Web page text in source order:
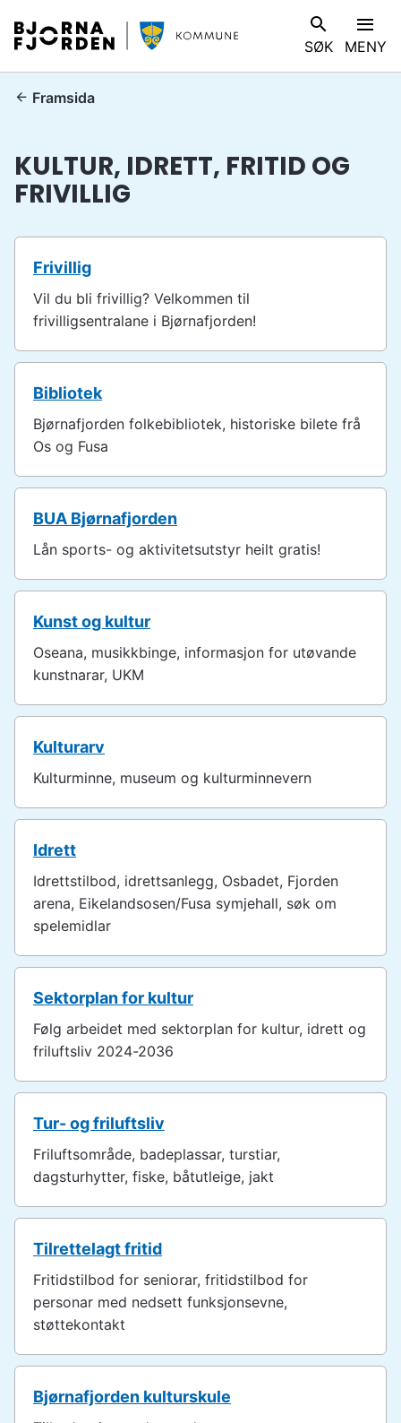
B
j
ø
r
f
j
o
m
SØK
V
I
MENY
D
h
Framsida
KULTUR, IDRETT, FRITID OG
FRIVILLIG
Frivillig
Vil du bli frivillig? Velkommen til
frivilligsentralane i Bjørnafjorden!
Bibliotek
Bjørnafjorden folkebibliotek, historiske bilete frå
Os og Fusa
BUA Bjørnafjorden
Lån sports- og aktivitetsutstyr heilt gratis!
Kunst og kultur
Oseana, musikkbinge, informasjon for utøvande
kunstnarar, UKM
Kulturarv
Kulturminne, museum og kulturminnevern
Idrett
Idrettstilbod, idrettsanlegg, Osbadet, Fjorden
arena, Eikelandsosen/Fusa symjehall, søk om
spelemidlar
Sektorplan for kultur
Følg arbeidet med sektorplan for kultur, idrett og
friluftsliv 2024-2036
Tur- og friluftsliv
Friluftsområde, badeplassar, turstiar,
dagsturhytter, fiske, båtutleige, jakt
Tilrettelagt fritid
Fritidstilbod for seniorar, fritidstilbod for
personar med nedsett funksjonsevne,
støttekontakt
Bjørnafjorden kulturskule